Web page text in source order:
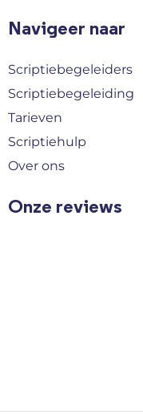
Navigeer naar
Scriptiebegeleiders
Scriptiebegeleiding
Tarieven
Scriptiehulp
Over ons
Onze reviews